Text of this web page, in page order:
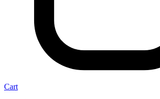
Cart